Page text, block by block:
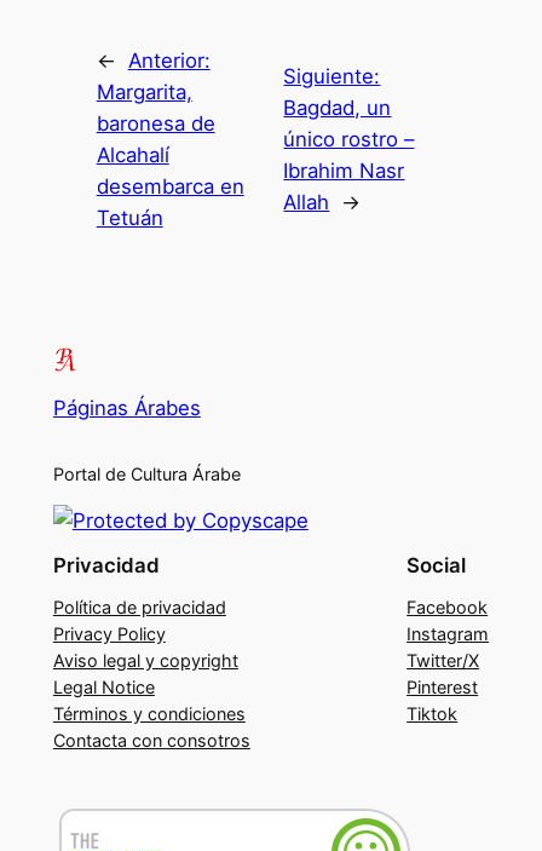
←
Anterior:
Margarita,
baronesa de
Alcahalí
desembarca en
Tetuán
Siguiente:
Bagdad, un
único rostro –
Ibrahim Nasr
Allah
→
Páginas Árabes
Portal de Cultura Árabe
Privacidad
Política de privacidad
Privacy Policy
Aviso legal y copyright
Legal Notice
Términos y condiciones
Contacta con consotros
Social
Facebook
Instagram
Twitter/X
Pinterest
Tiktok